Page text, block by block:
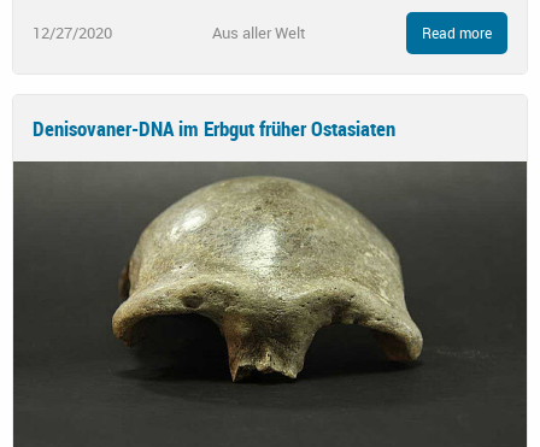
12/27/2020 Aus aller Welt Read more
Denisovaner-DNA im Erbgut früher Ostasiaten